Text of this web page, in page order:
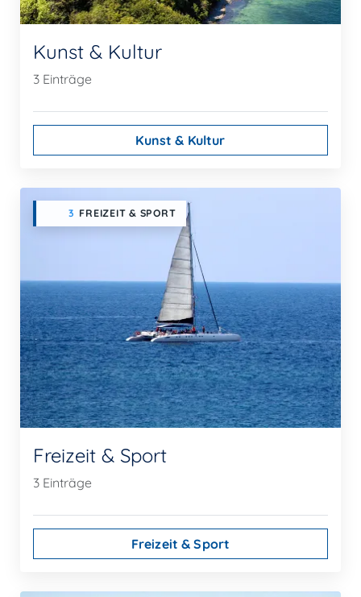
Kunst & Kultur
3 Einträge
Kunst & Kultur
3 FREIZEIT & SPORT
Freizeit & Sport
3 Einträge
Freizeit & Sport